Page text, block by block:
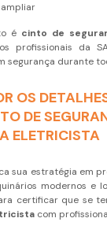
é cinto de
profissionais da
segurança durante
OS
DE
ELETRICISTA
sua estratégia em
modernos e
certificar que se
com